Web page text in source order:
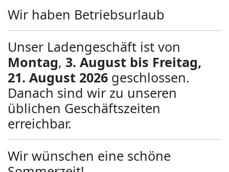
Wir haben Betriebsurlaub
Unser Ladengeschäft ist von
Montag, 3. August bis Freitag,
21. August 2026 geschlossen.
Danach sind wir zu unseren
üblichen Geschäftszeiten
erreichbar.
Wir wünschen eine schöne